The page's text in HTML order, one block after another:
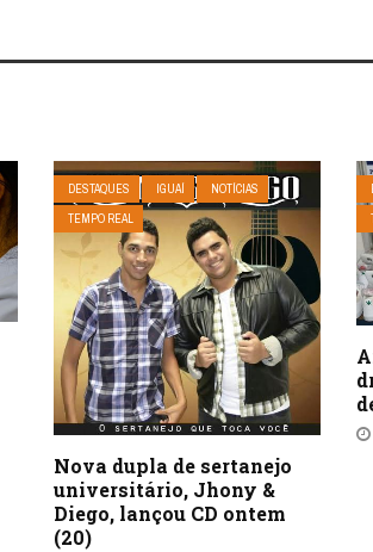
DESTAQUES IGUAÍ
NOTÍCIAS
TEMPO REAL
Nova dupla de sertanejo
universitário, Jhony &
Diego, lançou CD ontem
(20)